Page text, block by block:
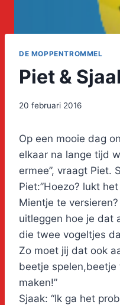
DE MOPPENTROMMEL
Piet &
20 februari 2016
Op een mooie dag
elkaar na lange tijd
ermee”, vraagt Piet.
Piet:”Hoezo? lukt
Mientje te
uitleggen hoe je dat
die twee vogeltjes
Zo moet jij dat ook
beetje
maken!”
Sjaak: “Ik ga het